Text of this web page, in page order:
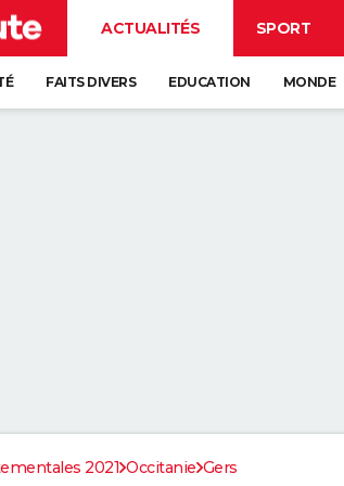
ACTUALITÉS SPORT
FAITS DIVERS EDUCATION MONDE
2021 Occitanie Gers